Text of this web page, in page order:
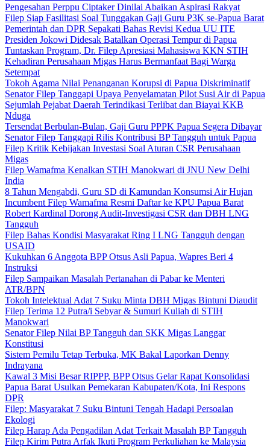
Pengesahan Perppu Ciptaker Dinilai Abaikan Aspirasi Rakyat
Filep Siap Fasilitasi Soal Tunggakan Gaji Guru P3K se-Papua Barat
Pemerintah dan DPR Sepakati Bahas Revisi Kedua UU ITE
Presiden Jokowi Didesak Batalkan Operasi Tempur di Papua
Tuntaskan Program, Dr. Filep Apresiasi Mahasiswa KKN STIH
Kehadiran Perusahaan Migas Harus Bermanfaat Bagi Warga
Setempat
Tokoh Agama Nilai Penanganan Korupsi di Papua Diskriminatif
Senator Filep Tanggapi Upaya Penyelamatan Pilot Susi Air di Papua
Sejumlah Pejabat Daerah Terindikasi Terlibat dan Biayai KKB
Nduga
Tersendat Berbulan-Bulan, Gaji Guru PPPK Papua Segera Dibayar
Senator Filep Tanggapi Rilis Kontribusi BP Tangguh untuk Papua
Filep Kritik Kebijakan Investasi Soal Aturan CSR Perusahaan
Migas
Filep Wamafma Kenalkan STIH Manokwari di JNU New Delhi
India
8 Tahun Mengabdi, Guru SD di Kamundan Konsumsi Air Hujan
Incumbent Filep Wamafma Resmi Daftar ke KPU Papua Barat
Robert Kardinal Dorong Audit-Investigasi CSR dan DBH LNG
Tangguh
Filep Bahas Kondisi Masyarakat Ring I LNG Tangguh dengan
USAID
Kukuhkan 6 Anggota BPP Otsus Asli Papua, Wapres Beri 4
Instruksi
Filep Sampaikan Masalah Pertanahan di Pabar ke Menteri
ATR/BPN
Tokoh Intelektual Adat 7 Suku Minta DBH Migas Bintuni Diaudit
Filep Terima 12 Putra/i Sebyar & Sumuri Kuliah di STIH
Manokwari
Senator Filep Nilai BP Tangguh dan SKK Migas Langgar
Konstitusi
Sistem Pemilu Tetap Terbuka, MK Bakal Laporkan Denny
Indrayana
Kawal 3 Misi Besar RIPPP, BPP Otsus Gelar Rapat Konsolidasi
Papua Barat Usulkan Pemekaran Kabupaten/Kota, Ini Respons
DPR
Filep: Masyarakat 7 Suku Bintuni Tengah Hadapi Persoalan
Ekologi
Filep Harap Ada Pengadilan Adat Terkait Masalah BP Tangguh
Filep Kirim Putra Arfak Ikuti Program Perkuliahan ke Malaysia